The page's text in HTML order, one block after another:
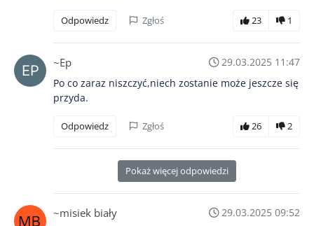
Odpowiedz Zgłoś 23 1
~Ep
29.03.2025 11:47
Po co zaraz niszczyć,niech zostanie może jeszcze się
przyda.
Odpowiedz Zgłoś 26 2
Pokaż więcej odpowiedzi
~misiek biały
29.03.2025 09:52